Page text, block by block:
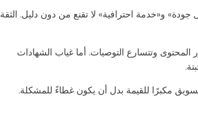
و«خدمة احترافية» لا تقنع من دون دليل. الثقة
وتتسارع التوصيات. أما غياب الشهادات
مكبرًا للقيمة بدل أن يكون غطاءً للمشكلة.